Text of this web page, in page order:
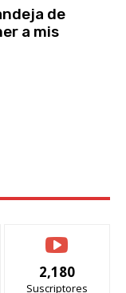
de
a mis
2,180
Suscriptores